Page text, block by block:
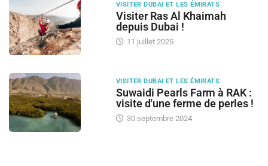
VISITER DUBAI ET LES ÉMIRATS
Visiter Ras Al Khaimah
depuis Dubai !
11 juillet 2025
VISITER DUBAI ET LES ÉMIRATS
Suwaidi Pearls Farm à RAK :
visite d'une ferme de perles !
30 septembre 2024